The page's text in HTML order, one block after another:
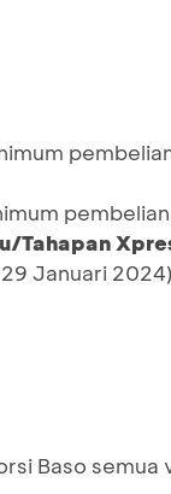
Tahapan
Januari 2024)
Baso semua